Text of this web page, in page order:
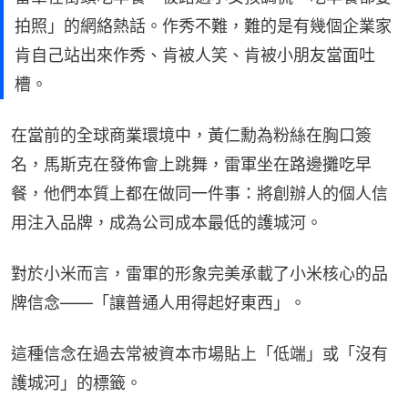
拍照」的網絡熱話。作秀不難，難的是有幾個企業家
肯自己站出來作秀、肯被人笑、肯被小朋友當面吐
槽。
在當前的全球商業環境中，黃仁勳為粉絲在胸口簽
名，馬斯克在發佈會上跳舞，雷軍坐在路邊攤吃早
餐，他們本質上都在做同一件事：將創辦人的個人信
用注入品牌，成為公司成本最低的護城河。
對於小米而言，雷軍的形象完美承載了小米核心的品
牌信念——「讓普通人用得起好東西」。
這種信念在過去常被資本市場貼上「低端」或「沒有
護城河」的標籤。